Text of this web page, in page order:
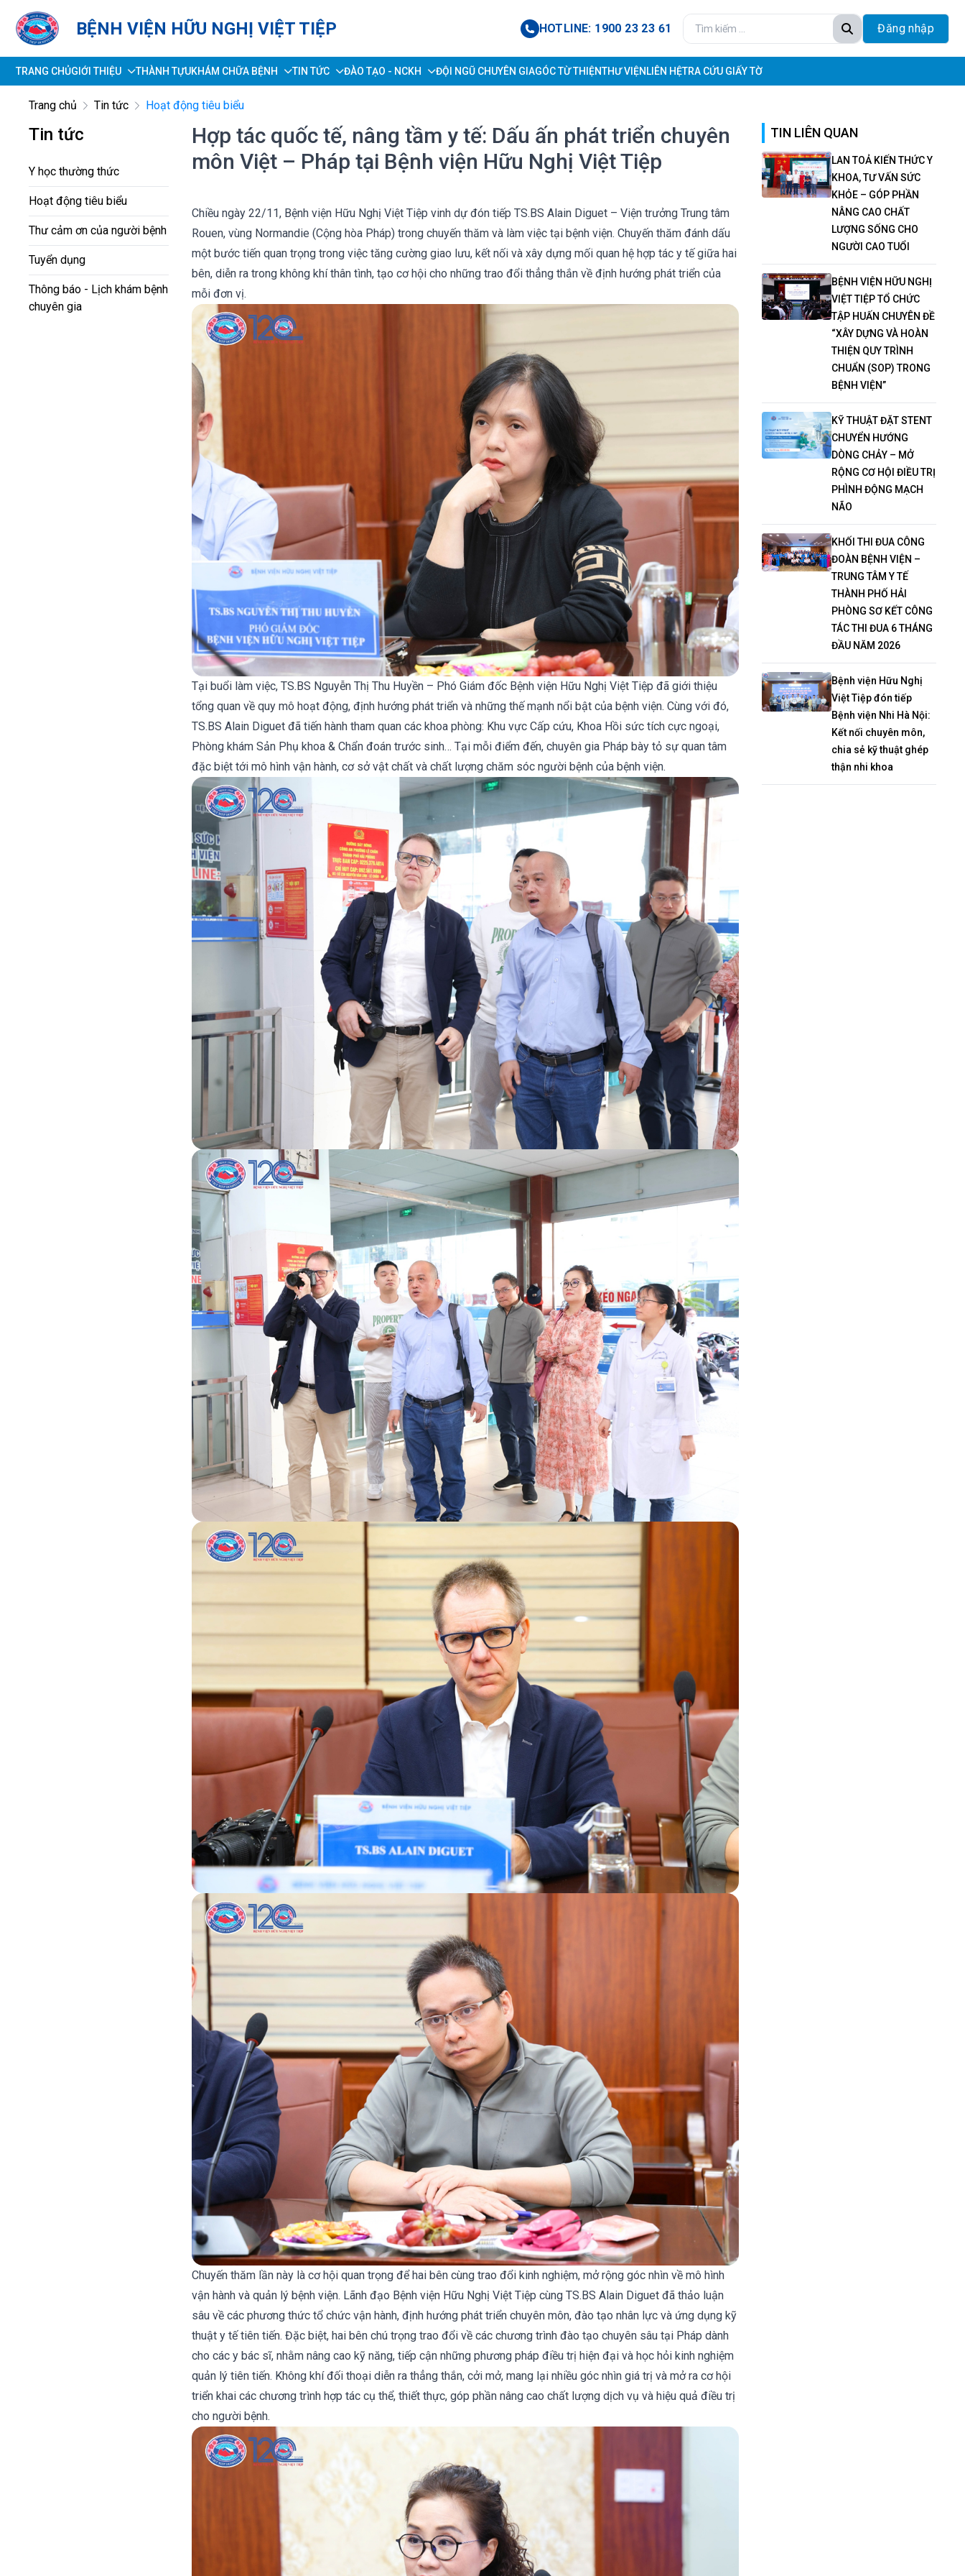
BỆNH VIỆN HỮU NGHỊ VIỆT TIỆP HOTLINE: 1900 23 23 61 Đăng nhập
TRANG CHỦGIỚI THIỆU THÀNH TỰUKHÁM CHỮA BỆNH TIN TỨC ĐÀO TẠO - NCKH ĐỘI NGŨ CHUYÊN GIAGÓC TỪ THIỆNTHƯ VIỆN LIÊN HỆTRA CỨU GIẤY TỜ
Trang chủ Tin tức Hoạt động tiêu biểu
Tin tức
Y học thường thức
Hoạt động tiêu biểu
Thư cảm ơn của người bệnh
Tuyển dụng
Thông báo - Lịch khám bệnh
chuyên gia
Hợp tác quốc tế, nâng tầm y tế: Dấu ấn phát triển chuyên
môn Việt – Pháp tại Bệnh viện Hữu Nghị Việt Tiệp
Chiều ngày 22/11, Bệnh viện Hữu Nghị Việt Tiệp vinh dự đón tiếp TS.BS Alain Diguet – Viện trưởng Trung tâm
Rouen, vùng Normandie (Cộng hòa Pháp) trong chuyến thăm và làm việc tại bệnh viện. Chuyến thăm đánh dấu
một bước tiến quan trọng trong việc tăng cường giao lưu, kết nối và xây dựng mối quan hệ hợp tác y tế giữa hai
bên, diễn ra trong không khí thân tình, tạo cơ hội cho những trao đổi thẳng thắn về định hướng phát triển của
mỗi đơn vị.
Tại buổi làm việc, TS.BS Nguyễn Thị Thu Huyền – Phó Giám đốc Bệnh viện Hữu Nghị Việt Tiệp đã giới thiệu
tổng quan về quy mô hoạt động, định hướng phát triển và những thế mạnh nổi bật của bệnh viện. Cùng với đó,
TS.BS Alain Diguet đã tiến hành tham quan các khoa phòng: Khu vực Cấp cứu, Khoa Hồi sức tích cực ngoại,
Phòng khám Sản Phụ khoa & Chẩn đoán trước sinh… Tại mỗi điểm đến, chuyên gia Pháp bày tỏ sự quan tâm
đặc biệt tới mô hình vận hành, cơ sở vật chất và chất lượng chăm sóc người bệnh của bệnh viện.
Chuyến thăm lần này là cơ hội quan trọng để hai bên cùng trao đổi kinh nghiệm, mở rộng góc nhìn về mô hình
vận hành và quản lý bệnh viện. Lãnh đạo Bệnh viện Hữu Nghị Việt Tiệp cùng TS.BS Alain Diguet đã thảo luận
sâu về các phương thức tổ chức vận hành, định hướng phát triển chuyên môn, đào tạo nhân lực và ứng dụng kỹ
thuật y tế tiên tiến. Đặc biệt, hai bên chú trọng trao đổi về các chương trình đào tạo chuyên sâu tại Pháp dành
cho các y bác sĩ, nhằm nâng cao kỹ năng, tiếp cận những phương pháp điều trị hiện đại và học hỏi kinh nghiệm
quản lý tiên tiến. Không khí đối thoại diễn ra thẳng thắn, cởi mở, mang lại nhiều góc nhìn giá trị và mở ra cơ hội
triển khai các chương trình hợp tác cụ thể, thiết thực, góp phần nâng cao chất lượng dịch vụ và hiệu quả điều trị
cho người bệnh.
TIN LIÊN QUAN
LAN TOẢ KIẾN THỨC Y
KHOA, TƯ VẤN SỨC
KHỎE – GÓP PHẦN
NÂNG CAO CHẤT
LƯỢNG SỐNG CHO
NGƯỜI CAO TUỔI
BỆNH VIỆN HỮU NGHỊ
VIỆT TIỆP TỔ CHỨC
TẬP HUẤN CHUYÊN ĐỀ
“XÂY DỰNG VÀ HOÀN
THIỆN QUY TRÌNH
CHUẨN (SOP) TRONG
BỆNH VIỆN”
KỸ THUẬT ĐẶT STENT
CHUYỂN HƯỚNG
DÒNG CHẢY – MỞ
RỘNG CƠ HỘI ĐIỀU TRỊ
PHÌNH ĐỘNG MẠCH
NÃO
KHỐI THI ĐUA CÔNG
ĐOÀN BỆNH VIỆN –
TRUNG TÂM Y TẾ
THÀNH PHỐ HẢI
PHÒNG SƠ KẾT CÔNG
TÁC THI ĐUA 6 THÁNG
ĐẦU NĂM 2026
Bệnh viện Hữu Nghị
Việt Tiệp đón tiếp
Bệnh viện Nhi Hà Nội:
Kết nối chuyên môn,
chia sẻ kỹ thuật ghép
thận nhi khoa